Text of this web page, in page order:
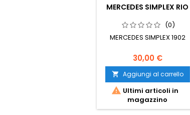
MERCEDES SIMPLEX RIO
(0)
MERCEDES SIMPLEX 1902
30,00 €
 Aggiungi al carrello
 Ultimi articoli in
magazzino